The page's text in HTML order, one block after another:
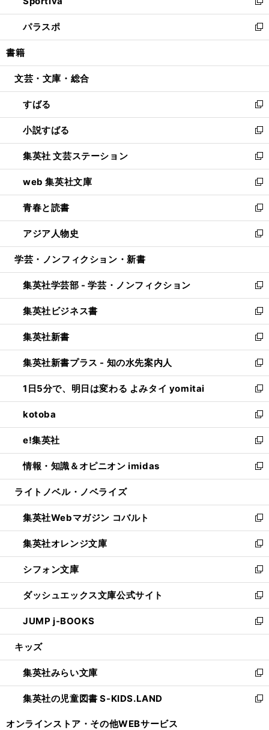
ウ
で
開
ィ
ン
ド
ウ
開
い
ウ
ィ
ン
ウ
開
く
新
し
い
ウ
ン
ウ
で
開
く
パラスポ
新
し
ウ
ン
ド
ウ
で
開
く
書籍
文芸・文庫・総合
すばる
新
し
い
ウ
ィ
ン
ド
ウ
で
開
く
小説すばる
新
し
い
ウ
ィ
ン
ド
ウ
で
開
集英社 文芸ステーション
新
し
い
ウ
ィ
ン
ド
ウ
開
く
web 集英社文庫
新
し
い
ウ
ィ
ン
ウ
で
開
く
青春と読書
新
し
い
ウ
ン
ド
ウ
で
開
く
アジア人物史
新
し
ウ
ィ
ン
ド
ウ
で
開
く
学芸・ノンフィクション・新書
集英社学芸部 - 学芸・ノンフィクション
新
し
い
ウ
ィ
ン
ド
ウ
で
開
く
集英社ビジネス書
新
し
い
ウ
ィ
ン
ド
ウ
で
開
く
集英社新書
新
し
い
ウ
ィ
ン
ド
ウ
で
開
く
集英社新書プラス - 知の水先案内人
新
し
い
ウ
ィ
ン
ド
ウ
で
開
1日5分で、明日は変わる よみタイ yomitai
新
し
い
ウ
ィ
ン
ド
ウ
開
く
kotoba
新
し
い
ウ
ィ
ン
ウ
で
開
く
e!集英社
新
し
い
ウ
ン
ド
ウ
で
開
く
情報・知識＆オピニオン imidas
新
し
ウ
ィ
ン
ド
ウ
で
開
く
ライトノベル・ノベライズ
集英社Webマガジン コバルト
新
し
い
ウ
ィ
ン
ド
ウ
で
開
集英社オレンジ文庫
新
し
い
ウ
ィ
ン
ド
ウ
開
く
シフォン文庫
新
し
い
ウ
ィ
ン
ウ
で
開
く
ダッシュエックス文庫公式サイト
新
し
い
ウ
ン
ド
ウ
で
JUMP j-BOOKS
新
し
ウ
ィ
ン
ド
キッズ
集英社みらい文庫
新
し
い
集英社の児童図書 S-KIDS.LAND
新
オンラインストア・ その他WEBサービス